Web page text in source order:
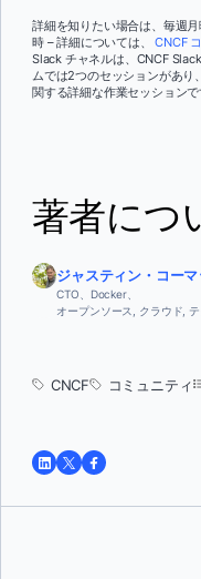
詳細を知りたい場合は、毎週
時 – 詳細については、CNCF
Slack チャネルは、CNCF
ムでは2つのセッションがあり
関する詳細な作業セッション
著者につ
ジャスティン・コーマ
CTO、Docker、
オープンソース, クラウド,
CNCF コミュニティ